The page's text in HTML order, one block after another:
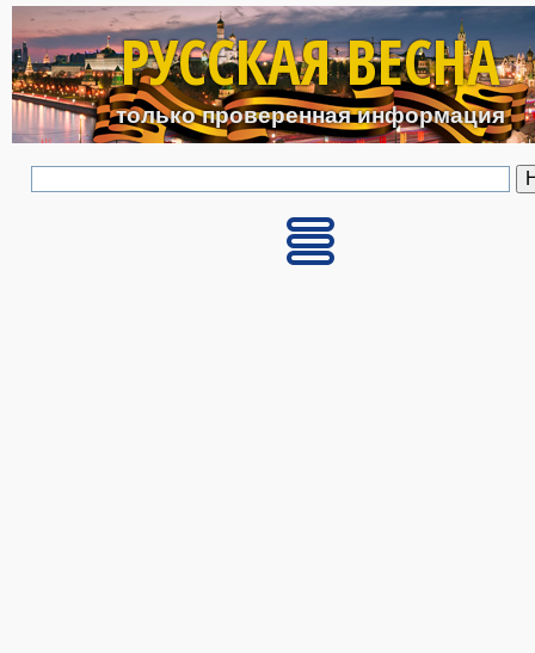
Перейти к основному
РУССКАЯ ВЕСНА
только проверенная информация